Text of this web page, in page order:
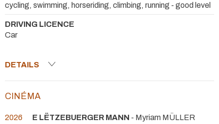
cycling, swimming, horseriding, climbing, running - good level
DRIVING LICENCE
Car
DETAILS
CINÉMA
2026 E LËTZEBUERGER MANN - Myriam MÜLLER